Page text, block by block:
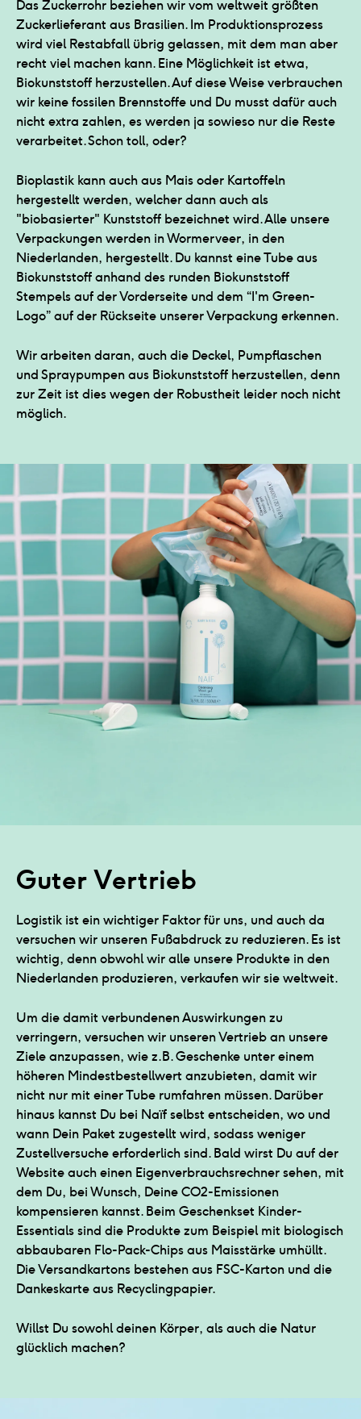
Das Zuckerrohr beziehen wir vom weltweit größten
Zuckerlieferant aus Brasilien. Im Produktionsprozess
wird viel Restabfall übrig gelassen, mit dem man aber
recht viel machen kann. Eine Möglichkeit ist etwa,
Biokunststoff herzustellen. Auf diese Weise verbrauchen
wir keine fossilen Brennstoffe und Du musst dafür auch
nicht extra zahlen, es werden ja sowieso nur die Reste
verarbeitet. Schon toll, oder?
Bioplastik kann auch aus Mais oder Kartoffeln
hergestellt werden, welcher dann auch als
"biobasierter" Kunststoff bezeichnet wird. Alle unsere
Verpackungen werden in Wormerveer, in den
Niederlanden, hergestellt. Du kannst eine Tube aus
Biokunststoff anhand des runden Biokunststoff
Stempels auf der Vorderseite und dem “I'm Green-
Logo” auf der Rückseite unserer Verpackung erkennen.
Wir arbeiten daran, auch die Deckel, Pumpflaschen
und Spraypumpen aus Biokunststoff herzustellen, denn
zur Zeit ist dies wegen der Robustheit leider noch nicht
möglich.
Guter Vertrieb
Logistik ist ein wichtiger Faktor für uns, und auch da
versuchen wir unseren Fußabdruck zu reduzieren. Es ist
wichtig, denn obwohl wir alle unsere Produkte in den
Niederlanden produzieren, verkaufen wir sie weltweit.
Um die damit verbundenen Auswirkungen zu
verringern, versuchen wir unseren Vertrieb an unsere
Ziele anzupassen, wie z.B. Geschenke unter einem
höheren Mindestbestellwert anzubieten, damit wir
nicht nur mit einer Tube rumfahren müssen. Darüber
hinaus kannst Du bei Naïf selbst entscheiden, wo und
wann Dein Paket zugestellt wird, sodass weniger
Zustellversuche erforderlich sind. Bald wirst Du auf der
Website auch einen Eigenverbrauchsrechner sehen, mit
dem Du, bei Wunsch, Deine CO2-Emissionen
kompensieren kannst. Beim Geschenkset Kinder-
Essentials sind die Produkte zum Beispiel mit biologisch
abbaubaren Flo-Pack-Chips aus Maisstärke umhüllt.
Die Versandkartons bestehen aus FSC-Karton und die
Dankeskarte aus Recyclingpapier.
Willst Du sowohl deinen Körper, als auch die Natur
glücklich machen?